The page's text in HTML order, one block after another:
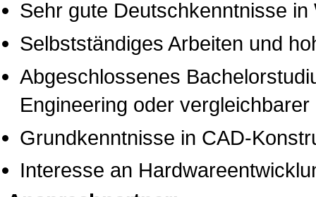
Sehr gute Deutschkenntnisse in
Selbstständiges Arbeiten und
Abgeschlossenes
Engineering oder
Grundkenntnisse in CAD-
Interesse an